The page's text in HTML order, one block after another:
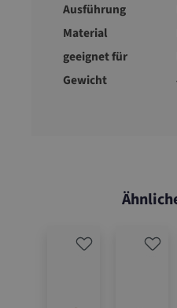
Ausführung
Material
geeignet für
Gewicht